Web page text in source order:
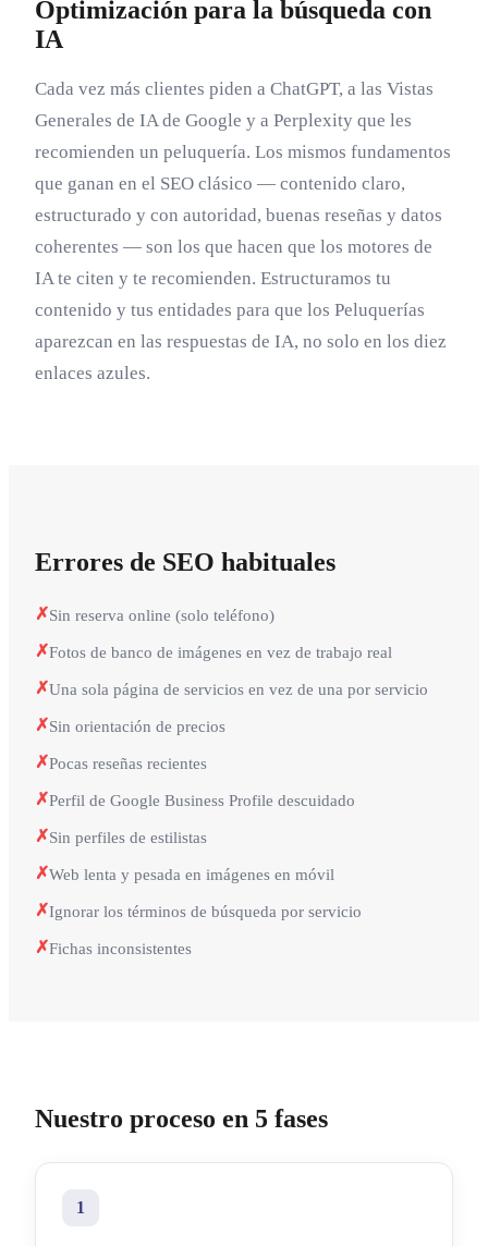
Optimización para la búsqueda con
IA
Cada vez más clientes piden a ChatGPT, a las Vistas
Generales de IA de Google y a Perplexity que les
recomienden un peluquería. Los mismos fundamentos
que ganan en el SEO clásico — contenido claro,
estructurado y con autoridad, buenas reseñas y datos
coherentes — son los que hacen que los motores de
IA te citen y te recomienden. Estructuramos tu
contenido y tus entidades para que los Peluquerías
aparezcan en las respuestas de IA, no solo en los diez
enlaces azules.
Errores de SEO habituales
✗Sin reserva online (solo teléfono)
✗Fotos de banco de imágenes en vez de trabajo real
✗Una sola página de servicios en vez de una por servicio
✗Sin orientación de precios
✗Pocas reseñas recientes
✗Perfil de Google Business Profile descuidado
✗Sin perfiles de estilistas
✗Web lenta y pesada en imágenes en móvil
✗Ignorar los términos de búsqueda por servicio
✗Fichas inconsistentes
Nuestro proceso en 5 fases
1